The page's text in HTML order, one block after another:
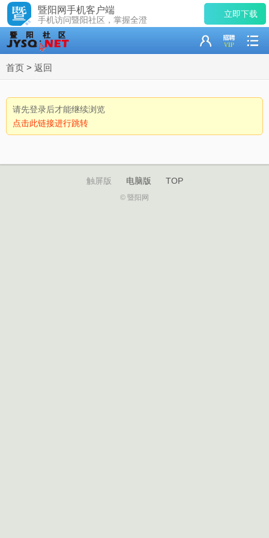
暨阳网手机客户端
手机访问暨阳社区，掌握全澄
立即下载
首页 > 返回
请先登录后才能继续浏览
点击此链接进行跳转
触屏版 电脑版 TOP
© 暨阳网